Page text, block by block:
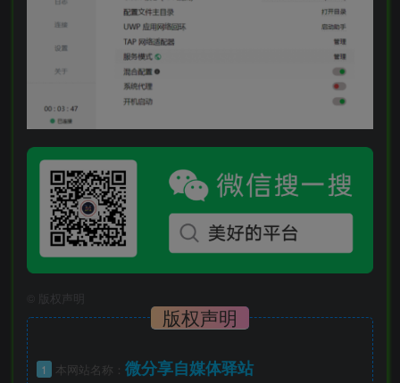
版权声明
版权声明
1 本网站名称： 微分享自媒体驿站